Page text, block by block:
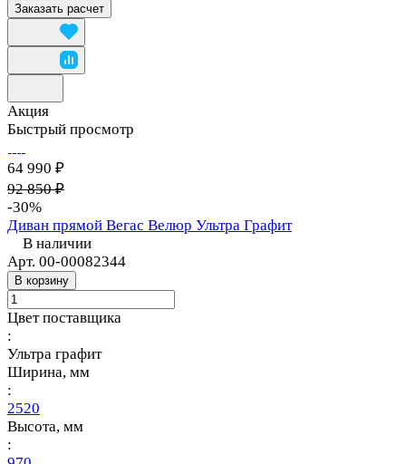
Заказать расчет
Акция
Быстрый просмотр
64 990 ₽
92 850 ₽
-30%
Диван прямой Вегас Велюр Ультра Графит
В наличии
Арт. 00-00082344
В корзину
Цвет поставщика
:
Ультра графит
Ширина, мм
:
2520
Высота, мм
: